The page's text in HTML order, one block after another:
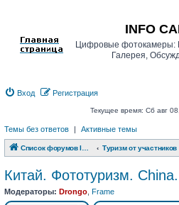
INFO
Цифровые фотокамеры:
Галерея,
Вход Регистрация
Текущее время: Сб авг
Темы без ответов | Активные темы
Список форумов INFO CAM | Форум
Китай. Фототуризм.
Модераторы: Drongo Frame